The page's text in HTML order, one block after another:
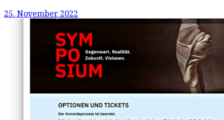
25. November 2022